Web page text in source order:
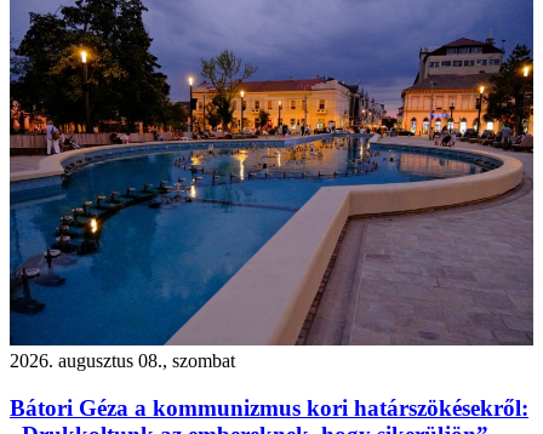
2026. augusztus 08., szombat
Bátori Géza a kommunizmus kori határszökésekről: